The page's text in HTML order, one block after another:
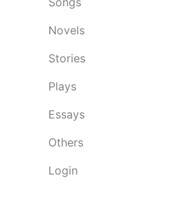
Novels
Stories
Plays
Essays
Others
Login